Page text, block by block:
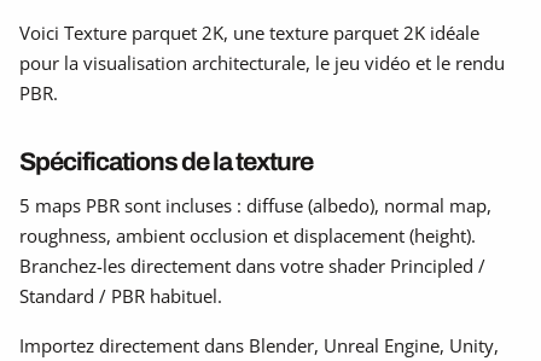
Voici Texture parquet 2K, une texture parquet 2K idéale
pour la visualisation architecturale, le jeu vidéo et le rendu
PBR.
Spécifications de la texture
5 maps PBR sont incluses : diffuse (albedo), normal map,
roughness, ambient occlusion et displacement (height).
Branchez-les directement dans votre shader Principled /
Standard / PBR habituel.
Importez directement dans Blender, Unreal Engine, Unity,